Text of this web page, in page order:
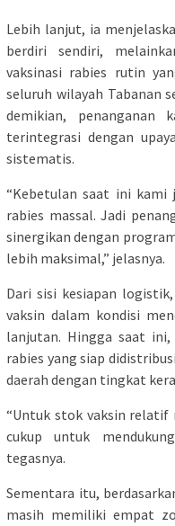
Lebih lanjut, ia
berdiri sendiri,
vaksinasi rabies rutin
seluruh wilayah Tabanan
demikian, penanganan
terintegrasi dengan
sistematis.
“Kebetulan saat ini kami
rabies massal. Jadi
sinergikan dengan
lebih maksimal,” jelasnya.
Dari sisi kesiapan
vaksin dalam kondisi
lanjutan. Hingga saat ini,
rabies yang siap
daerah dengan tingkat
“Untuk stok vaksin relatif
cukup untuk
tegasnya.
Sementara itu,
masih memiliki empat